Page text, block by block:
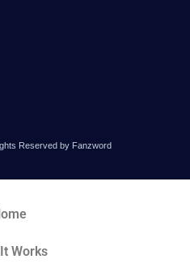
Reserved by Fanzword
Works